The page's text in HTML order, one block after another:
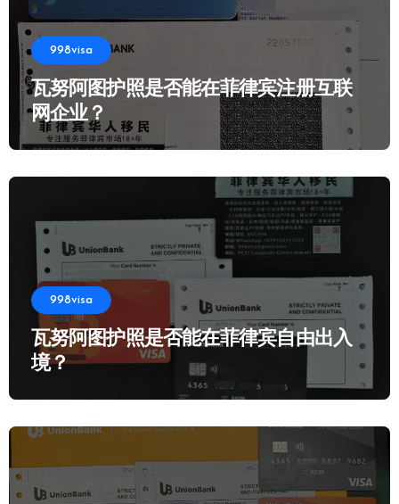
998visa
瓦努阿图护照是否能在菲律宾注册互联
网企业？
998visa
瓦努阿图护照是否能在菲律宾自由出入
境？